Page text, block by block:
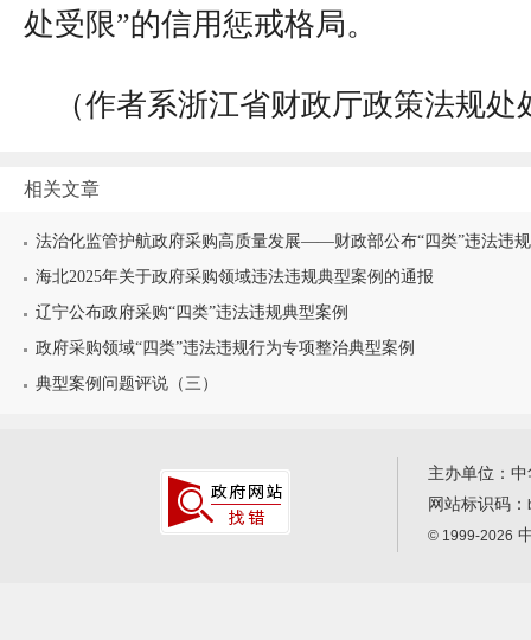
处受限”的信用惩戒格局。
（作者系浙江省财政厅政策法规处
相关文章
法治化监管护航政府采购高质量发展——财政部公布“四类”违法违
海北2025年关于政府采购领域违法违规典型案例的通报
辽宁公布政府采购“四类”违法违规典型案例
政府采购领域“四类”违法违规行为专项整治典型案例
典型案例问题评说（三）
主办单位：
网站标识码：
© 1999-2026